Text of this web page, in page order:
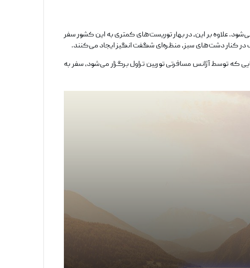
علاوه بر این، در بهار توریست‌های کمتری به این کشور سفر
در کنار دشت‌های سبز، منظره‌ای شگفت ‌انگیز ایجاد می‌کنند.
که توسط آژانس مسافرتی توربین تراول برگزار می‌شود، سفر به